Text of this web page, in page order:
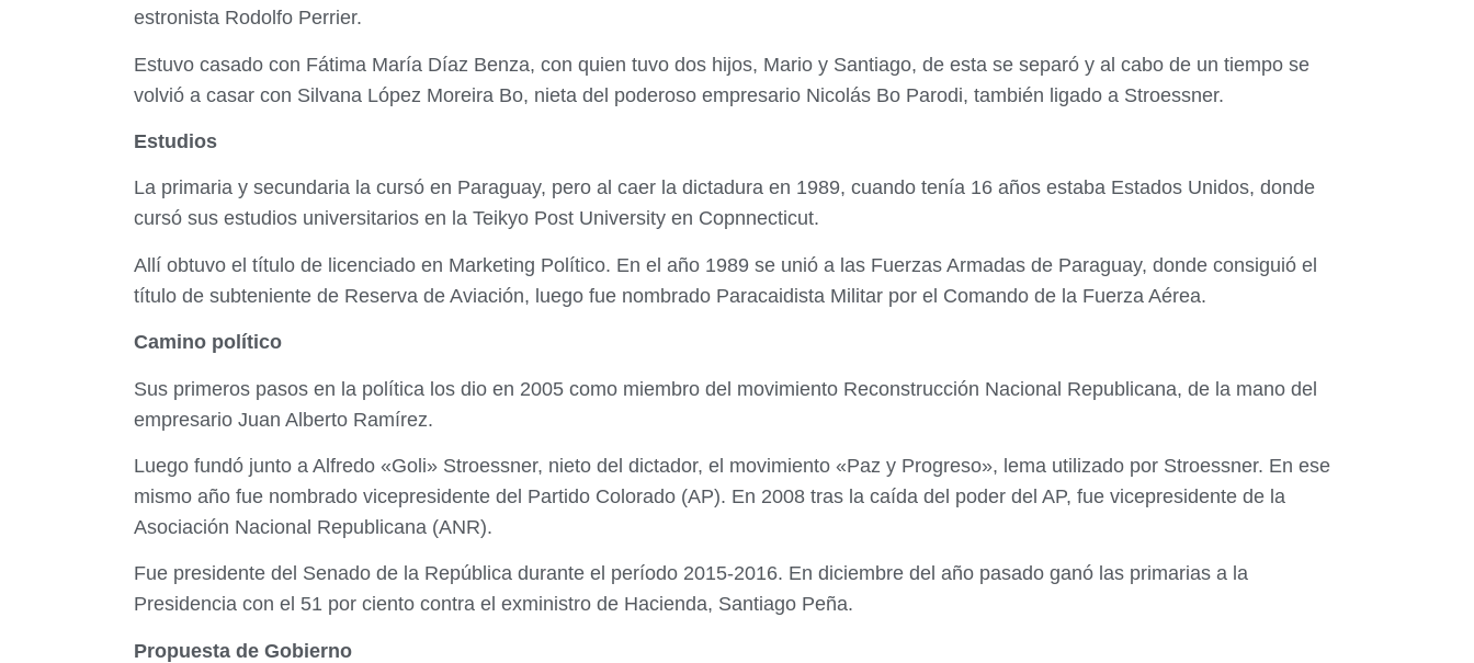
estronista Rodolfo Perrier.
Estuvo casado con Fátima María Díaz Benza, con quien tuvo dos hijos, Mario y Santiago, de esta se separó y al cabo de un tiempo se
volvió a casar con Silvana López Moreira Bo, nieta del poderoso empresario Nicolás Bo Parodi, también ligado a Stroessner.
Estudios
La primaria y secundaria la cursó en Paraguay, pero al caer la dictadura en 1989, cuando tenía 16 años estaba Estados Unidos, donde
cursó sus estudios universitarios en la Teikyo Post University en Copnnecticut.
Allí obtuvo el título de licenciado en Marketing Político. En el año 1989 se unió a las Fuerzas Armadas de Paraguay, donde consiguió el
título de subteniente de Reserva de Aviación, luego fue nombrado Paracaidista Militar por el Comando de la Fuerza Aérea.
Camino político
Sus primeros pasos en la política los dio en 2005 como miembro del movimiento Reconstrucción Nacional Republicana, de la mano del
empresario Juan Alberto Ramírez.
Luego fundó junto a Alfredo «Goli» Stroessner, nieto del dictador, el movimiento «Paz y Progreso», lema utilizado por Stroessner. En ese
mismo año fue nombrado vicepresidente del Partido Colorado (AP). En 2008 tras la caída del poder del AP, fue vicepresidente de la
Asociación Nacional Republicana (ANR).
Fue presidente del Senado de la República durante el período 2015-2016. En diciembre del año pasado ganó las primarias a la
Presidencia con el 51 por ciento contra el exministro de Hacienda, Santiago Peña.
Propuesta de Gobierno